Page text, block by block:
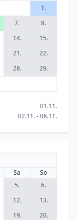
1.
7.
8.
14.
15.
21.
22.
28.
29.
01.11.
02.11. - 06.11.
Sa
So
5.
6.
12.
13.
19.
20.